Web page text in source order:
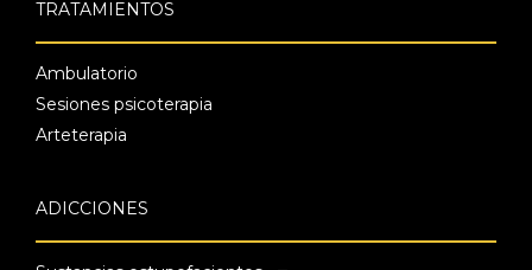
TRATAMIENTOS
Ambulatorio
Sesiones psicoterapia
Arteterapia
ADICCIONES